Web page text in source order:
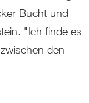
Bucht und
"Ich finde es
den